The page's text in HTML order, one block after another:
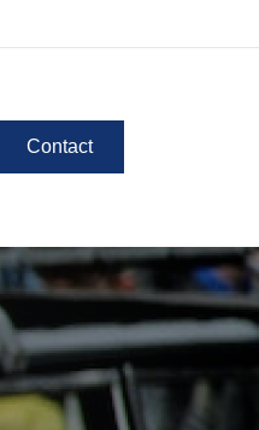
Contact